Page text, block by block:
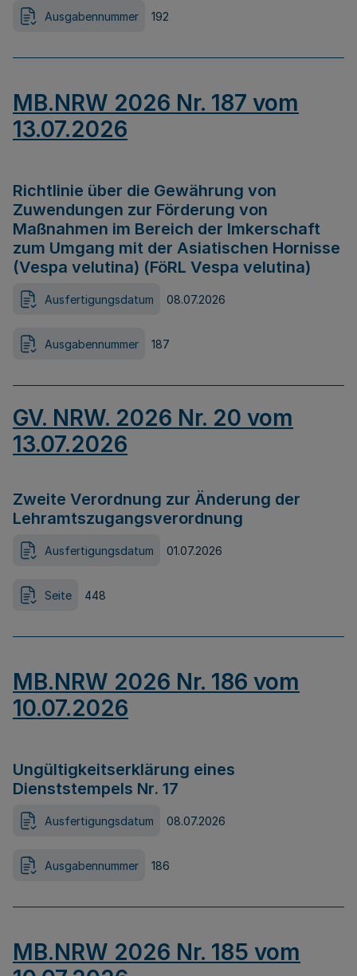
Ausgabennummer 192
MB.NRW 2026 Nr. 187 vom
13.07.2026
Richtlinie über die Gewährung von
Zuwendungen zur Förderung von
Maßnahmen im Bereich der Imkerschaft
zum Umgang mit der Asiatischen Hornisse
(Vespa velutina) (FöRL Vespa velutina)
Ausfertigungsdatum 08.07.2026
Ausgabennummer 187
GV. NRW. 2026 Nr. 20 vom
13.07.2026
Zweite Verordnung zur Änderung der
Lehramtszugangsverordnung
Ausfertigungsdatum 01.07.2026
Seite 448
MB.NRW 2026 Nr. 186 vom
10.07.2026
Ungültigkeitserklärung eines
Dienststempels Nr. 17
Ausfertigungsdatum 08.07.2026
Ausgabennummer 186
MB.NRW 2026 Nr. 185 vom